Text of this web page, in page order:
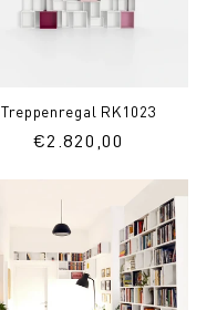
Treppenregal RK1023
Normaler
€2.820,00